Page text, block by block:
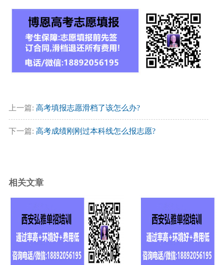
上一篇: 高考填报志愿滑档了该怎么办?
下一篇: 高考成绩刚刚过本科线怎么报志愿?
相关文章